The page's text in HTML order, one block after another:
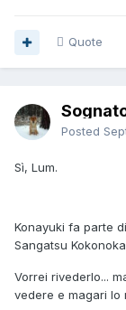
Quote
Posted
Sì, Lum.
Konayuki fa parte
Sangatsu Kokonoka
Vorrei rivederlo...
vedere e magari lo